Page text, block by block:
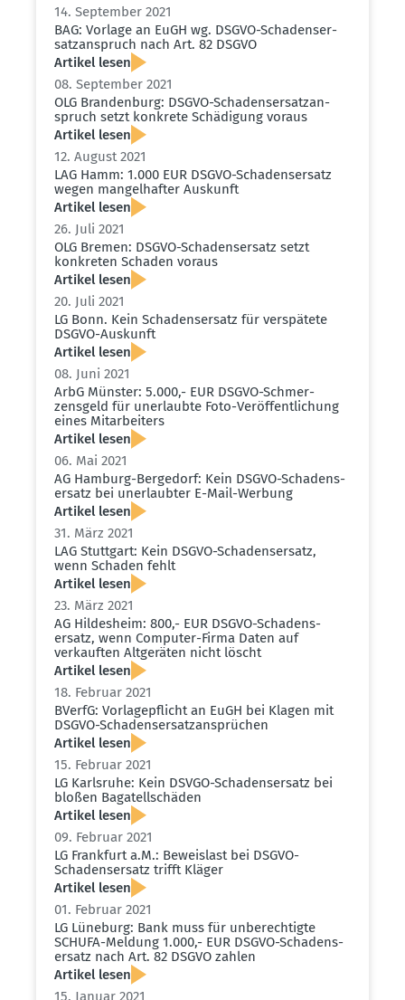
14. September 2021
BAG: Vorlage an EuGH wg. DSGVO-Schadens­er­
satz­an­spruch nach Art. 82 DSGVO
Artikel lesen
08. September 2021
OLG Brandenburg: DSGVO-Schadens­er­satz­an­
spruch setzt konkrete Schädigung voraus
Artikel lesen
12. August 2021
LAG Hamm: 1.000 EUR DSGVO-Schadens­ersatz
wegen mangel­hafter Auskunft
Artikel lesen
26. Juli 2021
OLG Bremen: DSGVO-Schadens­ersatz setzt
konkreten Schaden voraus
Artikel lesen
20. Juli 2021
LG Bonn. Kein Schadens­ersatz für verspätete
DSGVO-Auskunft
Artikel lesen
08. Juni 2021
ArbG Münster: 5.000,- EUR DSGVO-Schmer­
zensgeld für unerlaubte Foto-Veröf­fent­li­chung
eines Mitar­beiters
Artikel lesen
06. Mai 2021
AG Hamburg-Bergedorf: Kein DSGVO-Schadens­
ersatz bei unerlaubter E-Mail-Werbung
Artikel lesen
31. März 2021
LAG Stuttgart: Kein DSGVO-Schadens­ersatz,
wenn Schaden fehlt
Artikel lesen
23. März 2021
AG Hildesheim: 800,- EUR DSGVO-Schadens­
ersatz, wenn Computer-Firma Daten auf
verkauften Altge­räten nicht löscht
Artikel lesen
18. Februar 2021
BVerfG: Vorla­ge­pflicht an EuGH bei Klagen mit
DSGVO-Schadens­er­satz­an­sprüchen
Artikel lesen
15. Februar 2021
LG Karlsruhe: Kein DSVGO-Schadens­ersatz bei
bloßen Bagatell­schäden
Artikel lesen
09. Februar 2021
LG Frankfurt a.M.: Beweislast bei DSGVO-
Schadens­ersatz trifft Kläger
Artikel lesen
01. Februar 2021
LG Lüneburg: Bank muss für unberech­tigte
SCHUFA-Meldung 1.000,- EUR DSGVO-Schadens­
ersatz nach Art. 82 DSGVO zahlen
Artikel lesen
15. Januar 2021